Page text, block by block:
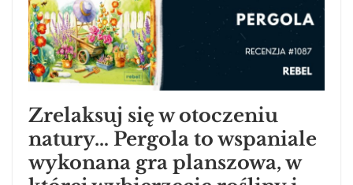
Zrelaksuj się w otoczeniu
natury… Pergola to wspaniale
wykonana gra planszowa, w